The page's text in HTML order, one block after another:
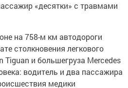
«десятки» с травмами
на 758-м км автодороги
столкновения легкового
Tiguan и большегруза Mercedes
водитель и два пассажира
медики